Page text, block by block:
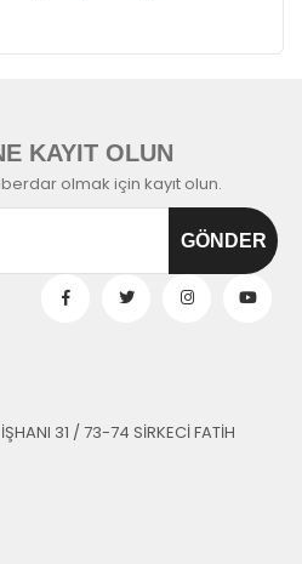
KAYIT OLUN
olmak için kayıt olun.
31 / 73-74 SİRKECİ FATİH